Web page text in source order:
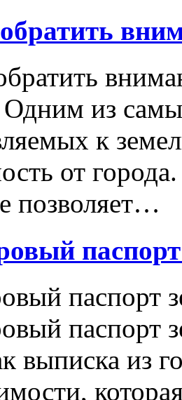
Одним из
к
от
позволяет…
паспорт
паспорт
выписка из